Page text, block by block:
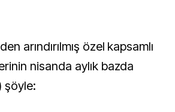
arındırılmış özel kapsamlı
nisanda aylık bazda
şöyle: